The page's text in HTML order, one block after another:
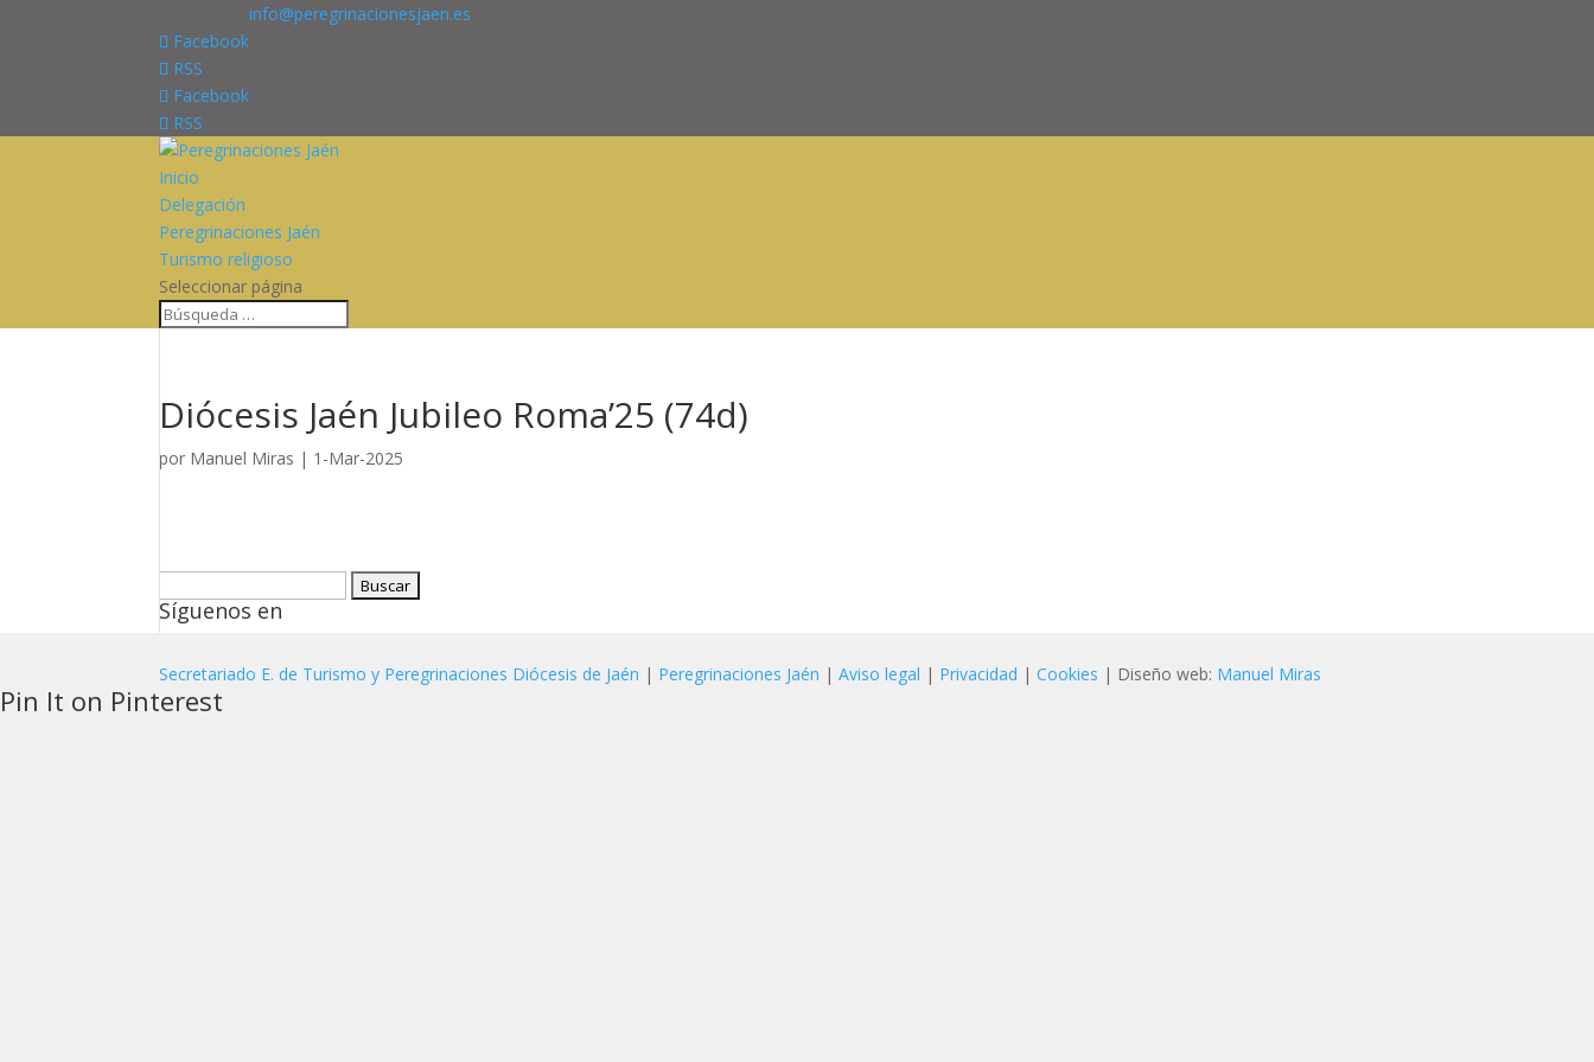
info@peregrinacionesjaen.es
Facebook
RSS
Facebook
RSS
Inicio
Delegación
Peregrinaciones Jaén
Turismo religioso
Seleccionar página
Diócesis Jaén Jubileo Roma’25 (74d)
por Manuel Miras | 1-Mar-2025
Síguenos en
Secretariado E. de Turismo y Peregrinaciones Diócesis de Jaén | Peregrinaciones Jaén |Aviso legal | Privacidad |Cookies | Diseño web: Manuel Miras
Pin It on Pinterest